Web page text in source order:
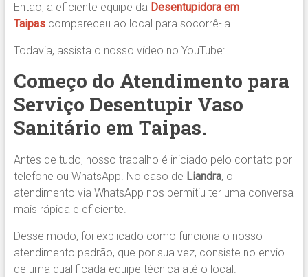
Então, a eficiente equipe da Desentupidora em
Taipascompareceu ao local para socorrê-la.
Todavia, assista o nosso vídeo no YouTube:
Começo do Atendimento para
Serviço Desentupir Vaso
Sanitário em Taipas.
Antes de tudo, nosso trabalho é iniciado pelo contato por
telefone ou WhatsApp. No caso de Liandra, o
atendimento via WhatsApp nos permitiu ter uma conversa
mais rápida e eficiente.
Desse modo, foi explicado como funciona o nosso
atendimento padrão, que por sua vez, consiste no envio
de uma qualificada equipe técnica até o local.